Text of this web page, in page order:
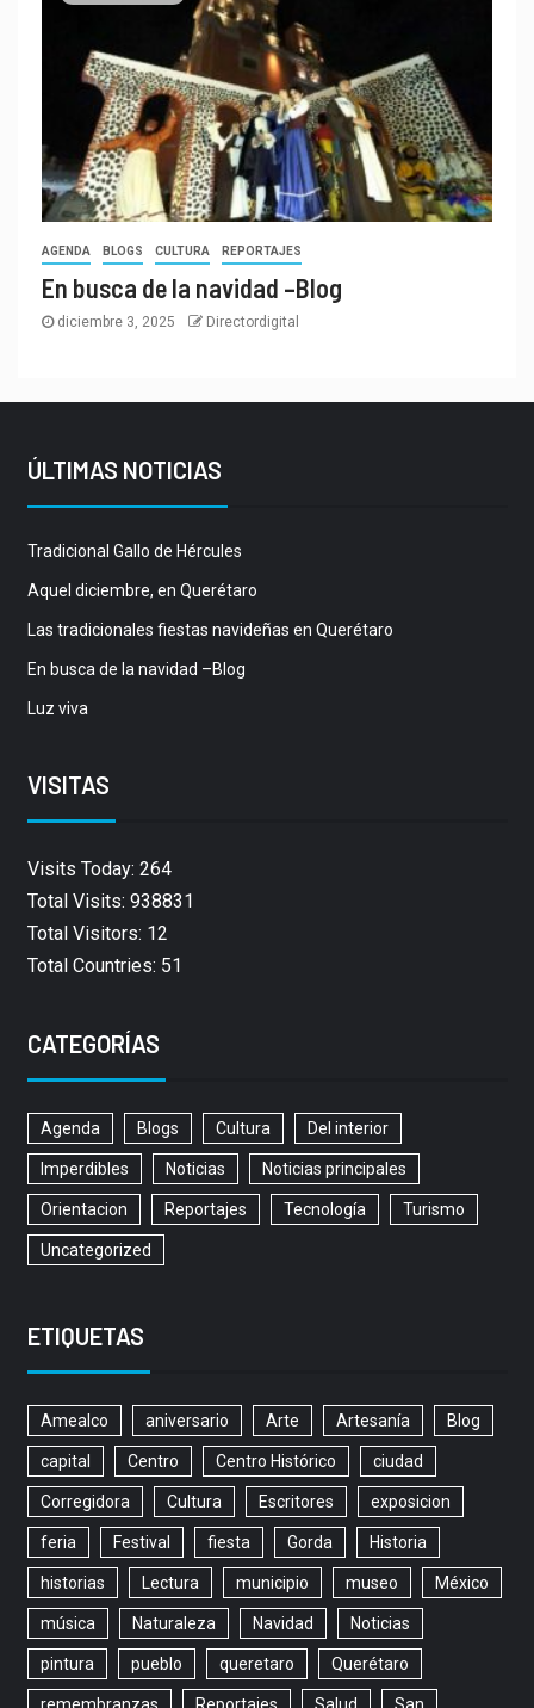
AGENDA BLOGS CULTURA REPORTAJES
En busca de la navidad –Blog
diciembre 3, 2025 Directordigital
ÚLTIMAS NOTICIAS
Tradicional Gallo de Hércules
Aquel diciembre, en Querétaro
Las tradicionales fiestas navideñas en Querétaro
En busca de la navidad –Blog
Luz viva
VISITAS
Visits Today: 264
Total Visits: 938831
Total Visitors: 12
Total Countries: 51
CATEGORÍAS
Agenda Blogs Cultura Del interior
Imperdibles Noticias Noticias principales
Orientacion Reportajes Tecnología Turismo
Uncategorized
ETIQUETAS
Amealco aniversario Arte Artesanía Blog
capital Centro Centro Histórico ciudad
Corregidora Cultura Escritores exposicion
feria Festival fiesta Gorda Historia
historias Lectura municipio museo México
música Naturaleza Navidad Noticias
pintura pueblo queretaro Querétaro